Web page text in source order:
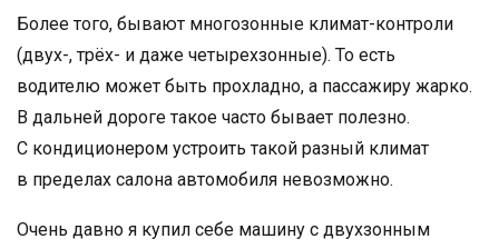
Более того, бывают многозонные климат-контроли
(двух-, трёх- и даже четырехзонные). То есть
водителю может быть прохладно, а пассажиру жарко.
В дальней дороге такое часто бывает полезно.
С кондиционером устроить такой разный климат
в пределах салона автомобиля невозможно.
Очень давно я купил себе машину с двухзонным